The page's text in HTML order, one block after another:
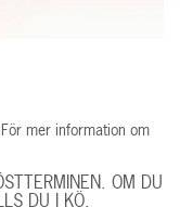
mer information om
OM DU
DU I KÖ.